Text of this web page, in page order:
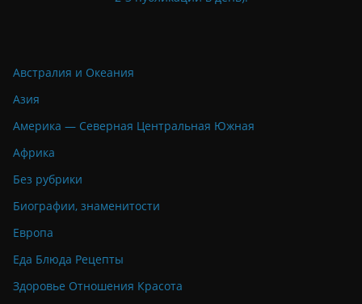
Австралия и Океания
Азия
Америка — Северная Центральная Южная
Африка
Без рубрики
Биографии, знаменитости
Европа
Еда Блюда Рецепты
Здоровье Отношения Красота